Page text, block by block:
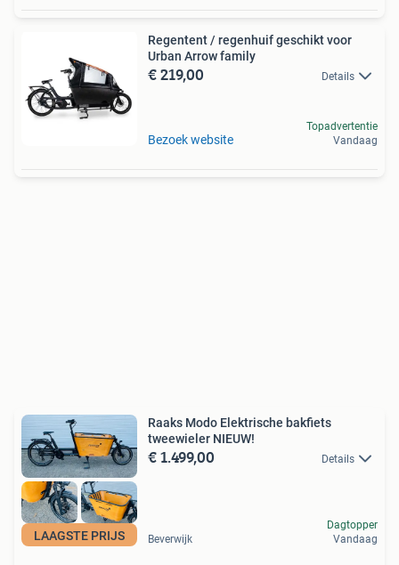
Regentent / regenhuif geschikt voor
Urban Arrow family
€ 219,00 Details
Bezoek website
Topadvertentie
Vandaag
LAAGSTE PRIJS
Raaks Modo Elektrische bakfiets
tweewieler NIEUW!
€ 1.499,00 Details
Beverwijk
Dagtopper
Vandaag